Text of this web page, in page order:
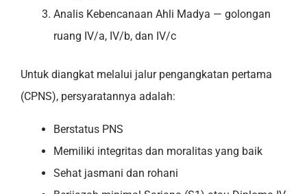
Analis Kebencanaan Ahli Madya — golongan
ruang IV/a, IV/b, dan IV/c
Untuk diangkat melalui jalur pengangkatan pertama
(CPNS), persyaratannya adalah:
Berstatus PNS
Memiliki integritas dan moralitas yang baik
Sehat jasmani dan rohani